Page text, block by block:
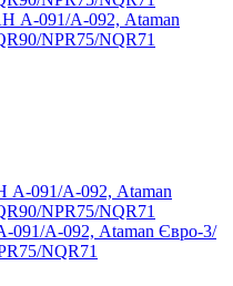
А-091/А-092, Ataman
NPR75/NQR71
А-092, Ataman Євро-3/
NQR71